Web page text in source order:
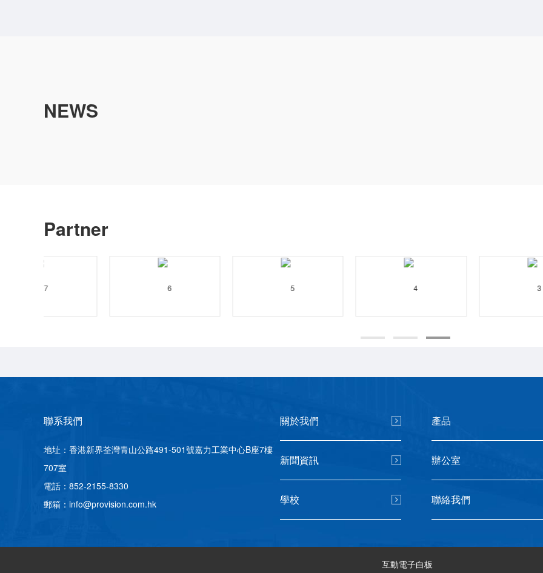
NEWS
Partner
聯系我們
地址：香港新界荃灣青山公路491-501號嘉力工業中心B座7樓
707室
電話：852-2155-8330
郵箱：info@provision.com.hk
關於我們 產品
新聞資訊 辦公室
學校 聯絡我們
互動電子白板